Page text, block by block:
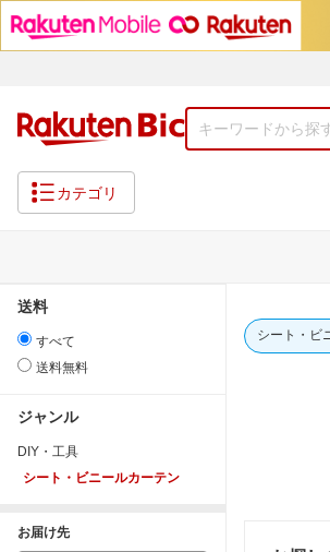
カテゴリ
送料
すべて
送料無料
ジャンル
DIY・工具
シート・ビニールカーテン
お届け先
シート・ビ